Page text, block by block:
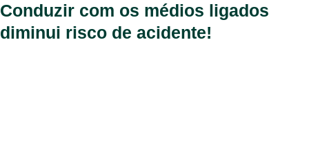
Conduzir com os médios ligados
diminui risco de acidente!